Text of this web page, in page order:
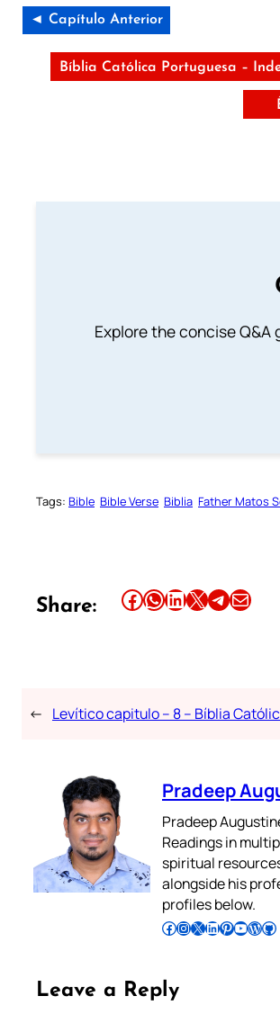
◄ Capítulo Anterior
Bíblia Católica Portuguesa –
Explore the concise
Tags: Bible Bible Verse Biblia Father Matos
Share: Share this article on Facebook Share this article on WhatsApp Share this article on LinkedIn Share this article on X Share this article on TelegramEmail this Article
← Levítico capitulo – 8 – Bíblia
Pradeep
Pradeep
Readings in
spiritual
alongside his
profiles below.
Follow Pradeep on Facebook Follow Pradeep on InstagramFollow Pradeep on X Follow Pradeep on LinkedIn Follow Pradeep on Pinterest Subscribe to Pradeep’s Youtube Channel Follow Pradeep on WordPress Follow Pradeep on GitHub
Leave a Reply